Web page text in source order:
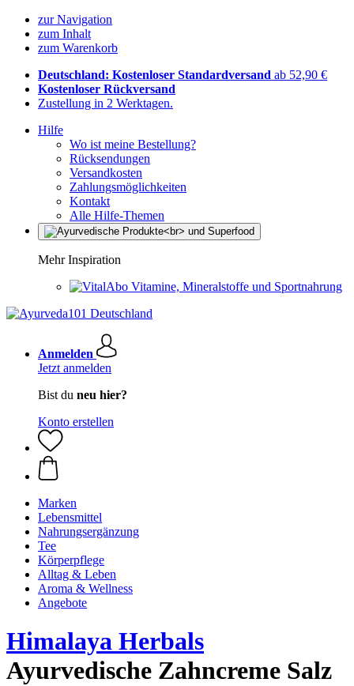
zur Navigation
zum Inhalt
zum Warenkorb
Deutschland: Kostenloser Standardversand ab 52,90 €
Kostenloser Rückversand
Zustellung in 2 Werktagen.
Hilfe
Wo ist meine Bestellung?
Rücksendungen
Versandkosten
Zahlungsmöglichkeiten
Kontakt
Alle Hilfe-Themen
Mehr Inspiration
Vitamine, Mineralstoffe und Sportnahrung
Anmelden
Jetzt anmelden
Bist du neu hier?
Konto erstellen
Marken
Lebensmittel
Nahrungsergänzung
Tee
Körperpflege
Alltag & Leben
Aroma & Wellness
Angebote
Himalaya Herbals
Ayurvedische Zahncreme Salz